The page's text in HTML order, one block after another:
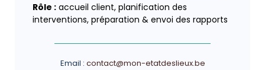
Rôle : accueil client, planification des
interventions, préparation & envoi des rapports
Email : contact@mon-etatdeslieux.be